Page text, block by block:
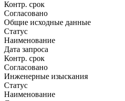
Контр. срок
Согласовано
Общие исходные данные
Статус
Наименование
Дата запроса
Контр. срок
Согласовано
Инженерные изыскания
Статус
Наименование